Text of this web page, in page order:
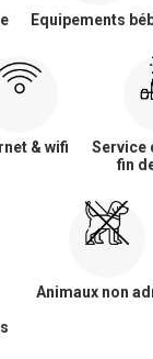
Equipements
& wifi
Service
fin
Animaux non